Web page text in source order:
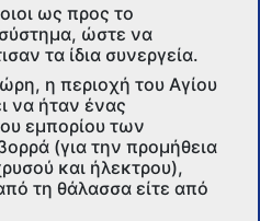
ως προς το
ώστε να
τα ίδια συνεργεία.
η περιοχή του Αγίου
να ήταν ένας
εμπορίου των
(για την προμήθεια
και ήλεκτρου),
τη θάλασσα είτε από